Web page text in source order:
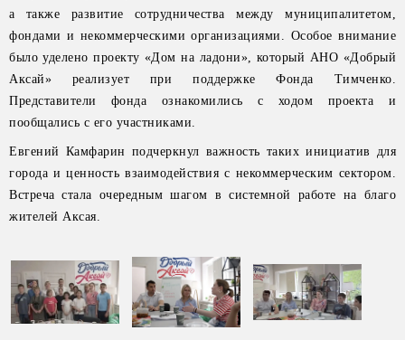
а также развитие сотрудничества между муниципалитетом,
фондами и некоммерческими организациями. Особое внимание
было уделено проекту «Дом на ладони», который АНО «Добрый
Аксай» реализует при поддержке Фонда Тимченко.
Представители фонда ознакомились с ходом проекта и
пообщались с его участниками.
Евгений Камфарин подчеркнул важность таких инициатив для
города и ценность взаимодействия с некоммерческим сектором.
Встреча стала очередным шагом в системной работе на благо
жителей Аксая.